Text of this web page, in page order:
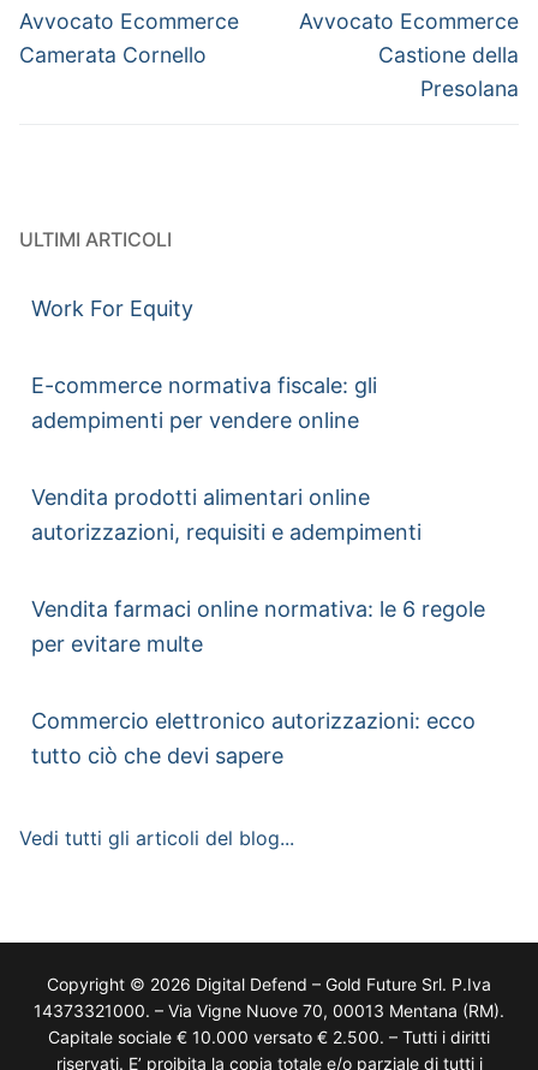
Avvocato Ecommerce
Camerata Cornello
Avvocato Ecommerce
Castione della
Presolana
ULTIMI ARTICOLI
Work For Equity
E-commerce normativa fiscale: gli
adempimenti per vendere online
Vendita prodotti alimentari online
autorizzazioni, requisiti e adempimenti
Vendita farmaci online normativa: le 6 regole
per evitare multe
Commercio elettronico autorizzazioni: ecco
tutto ciò che devi sapere
Vedi tutti gli articoli del blog...
Copyright © 2026 Digital Defend – Gold Future Srl. P.Iva
14373321000. – Via Vigne Nuove 70, 00013 Mentana (RM).
Capitale sociale € 10.000 versato € 2.500. – Tutti i diritti
riservati. E’ proibita la copia totale e/o parziale di tutti i